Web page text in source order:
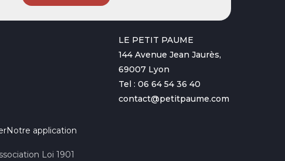
Notre application
LE PETIT PAUME
144 Avenue Jean Jaurès,
69007 Lyon
Tel : 06 64 54 36 40
contact@petitpaume.com
Loi 1901